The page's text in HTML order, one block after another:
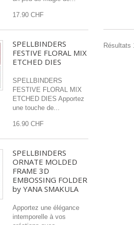
17.90 CHF
SPELLBINDERS
FESTIVE FLORAL MIX
ETCHED DIES
SPELLBINDERS
FESTIVE FLORAL MIX
ETCHED DIES Apportez
une touche de...
16.90 CHF
SPELLBINDERS
ORNATE MOLDED
FRAME 3D
EMBOSSING FOLDER
by YANA SMAKULA
Apportez une élégance
intemporelle à vos
Résultats